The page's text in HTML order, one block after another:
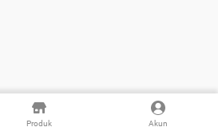
Produk Akun